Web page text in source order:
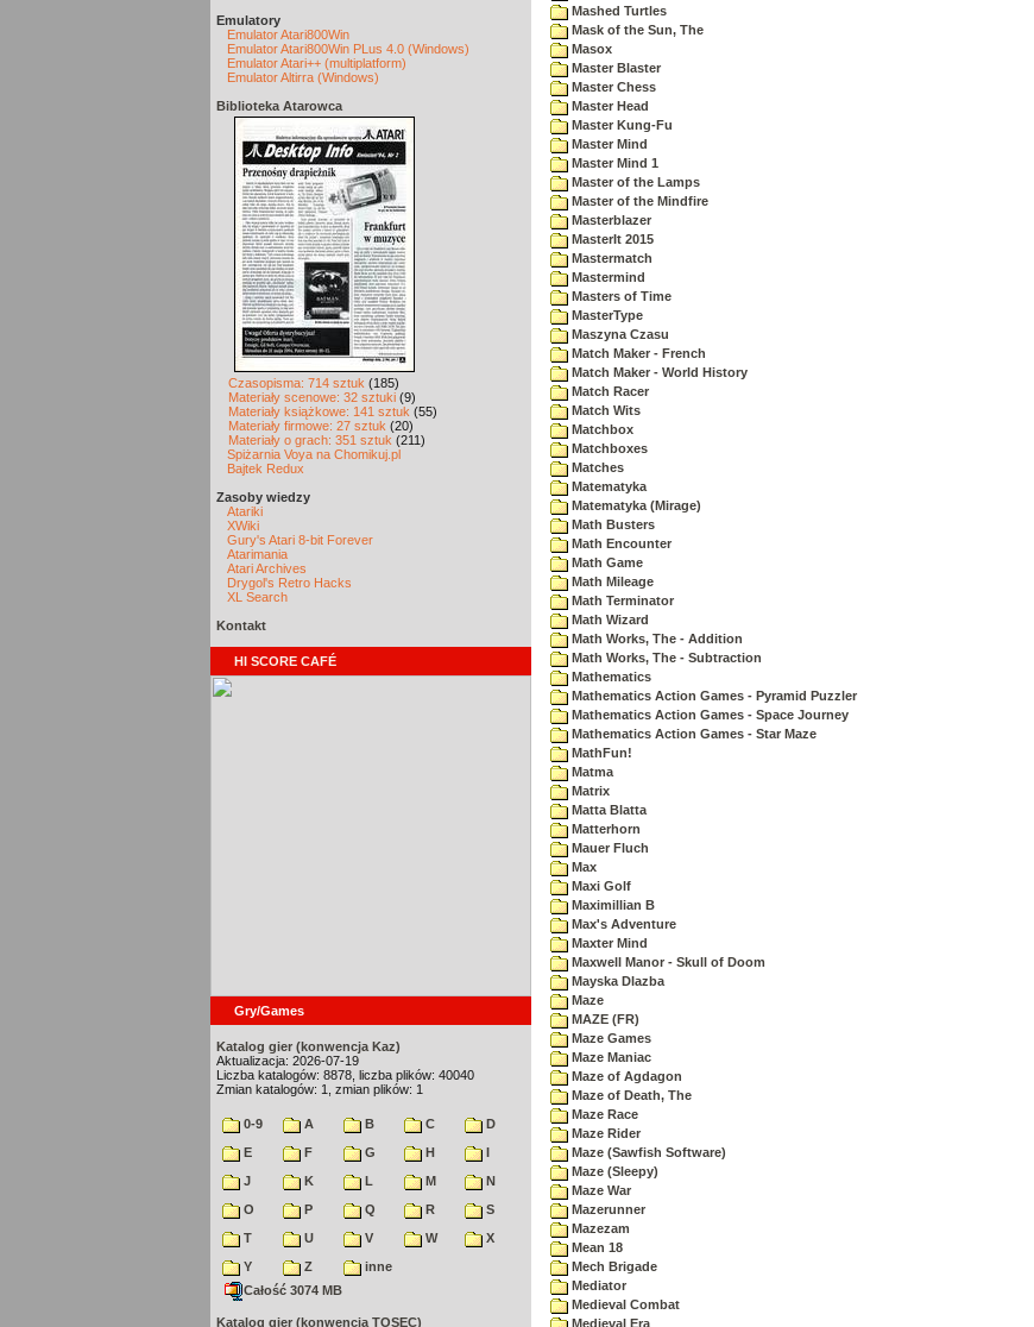
Emulatory
Emulator Atari800Win
Emulator Atari800Win PLus 4.0 (Windows)
Emulator Atari++ (multiplatform)
Emulator Altirra (Windows)
Biblioteka Atarowca
Czasopisma: 714 sztuk (185)
Materiały scenowe: 32 sztuki (9)
Materiały książkowe: 141 sztuk (55)
Materiały firmowe: 27 sztuk (20)
Materiały o grach: 351 sztuk (211)
Spiżarnia Voya na Chomikuj.pl
Bajtek Redux
Zasoby wiedzy
Atariki
XWiki
Gury's Atari 8-bit Forever
Atarimania
Atari Archives
Drygol's Retro Hacks
XL Search
Kontakt
HI SCORE CAFÉ
Gry/Games
Katalog gier (konwencja Kaz)
Aktualizacja: 2026-07-19
Liczba katalogów: 8878, liczba plików: 40040
Zmian katalogów: 1, zmian plików: 1
0-9 A B C
D
E
F G H
I
J
K L M
N
O
P Q R
S
T
U V W
X
Y
Z
inne
Całość 3074 MB
Katalog gier (konwencja TOSEC)
Mashed Turtles
Mask of the Sun, The
Masox
Master Blaster
Master Chess
Master Head
Master Kung-Fu
Master Mind
Master Mind 1
Master of the Lamps
Master of the Mindfire
Masterblazer
MasterIt 2015
Mastermatch
Mastermind
Masters of Time
MasterType
Maszyna Czasu
Match Maker - French
Match Maker - World History
Match Racer
Match Wits
Matchbox
Matchboxes
Matches
Matematyka
Matematyka (Mirage)
Math Busters
Math Encounter
Math Game
Math Mileage
Math Terminator
Math Wizard
Math Works, The - Addition
Math Works, The - Subtraction
Mathematics
Mathematics Action Games - Pyramid Puzzler
Mathematics Action Games - Space Journey
Mathematics Action Games - Star Maze
MathFun!
Matma
Matrix
Matta Blatta
Matterhorn
Mauer Fluch
Max
Maxi Golf
Maximillian B
Max's Adventure
Maxter Mind
Maxwell Manor - Skull of Doom
Mayska Dlazba
Maze
MAZE (FR)
Maze Games
Maze Maniac
Maze of Agdagon
Maze of Death, The
Maze Race
Maze Rider
Maze (Sawfish Software)
Maze (Sleepy)
Maze War
Mazerunner
Mazezam
Mean 18
Mech Brigade
Mediator
Medieval Combat
Medieval Era